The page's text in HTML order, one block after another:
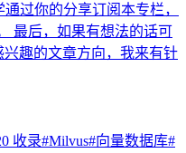
过你的分享订阅本专栏，
最后，如果有想法的话可
兴趣的文章方向，我来有针
收录#Milvus#向量数据库#